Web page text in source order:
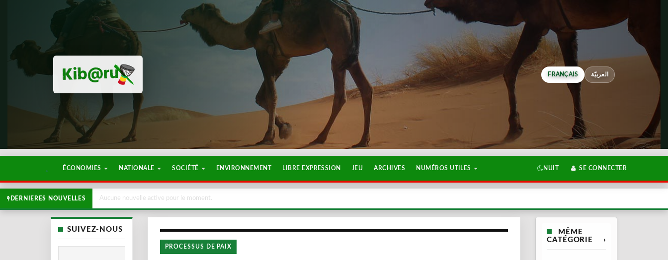
FRANÇAIS العربيّة
ÉCONOMIES NATIONALE SOCIÉTÉ ENVIRONNEMENT LIBRE EXPRESSION JEU ARCHIVES NUMÉROS UTILES NUIT SE CONNECTER
DERNIERES NOUVELLES Aucune nouvelle active pour le moment.
SUIVEZ-NOUS
PROCESSUS DE PAIX
MÊME
CATÉGORIE
›